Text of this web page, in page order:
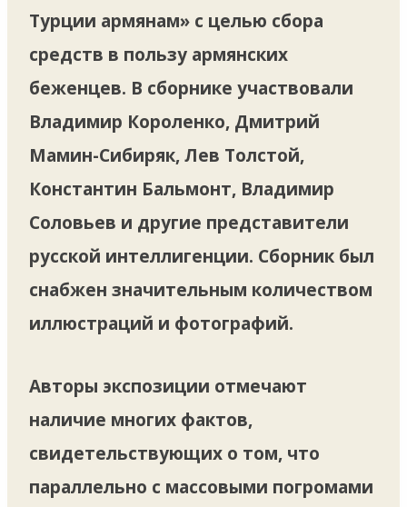
Турции армянам» с целью сбора
средств в пользу армянских
беженцев. В сборнике участвовали
Владимир Короленко, Дмитрий
Мамин-Сибиряк, Лев Толстой,
Константин Бальмонт, Владимир
Соловьев и другие представители
русской интеллигенции. Сборник был
снабжен значительным количеством
иллюстраций и фотографий.
Авторы экспозиции отмечают
наличие многих фактов,
свидетельствующих о том, что
параллельно с массовыми погромами